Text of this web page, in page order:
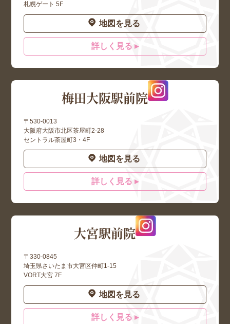
札幌ゲート 5F
地図を見る
詳しく見る ▸
梅田大阪駅前院
〒530-0013
大阪府大阪市北区茶屋町2-28
セントラル茶屋町3・4F
地図を見る
詳しく見る ▸
大宮駅前院
〒330-0845
埼玉県さいたま市大宮区仲町1-15
VORT大宮 7F
地図を見る
詳しく見る ▸